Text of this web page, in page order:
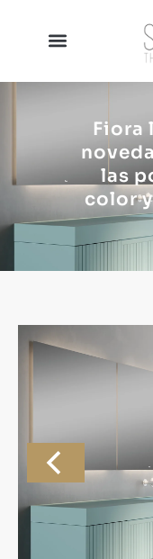
Fiora
las
color